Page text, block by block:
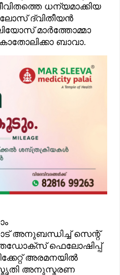
ധന്യമാക്കിയ
ദ്വിതീയൻ
മാർത്തോമ്മാ
ബാവാ.
അനുബന്ധിച്ച് സെന്റ്
ഫെലോഷിപ്പ്
അരമനയിൽ
അനുസ്മരണ